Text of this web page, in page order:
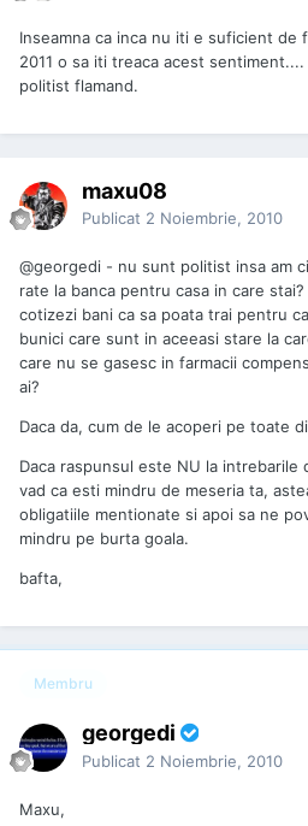
Inseamna ca inca nu iti e suficient de
2011 o sa iti treaca acest
politist flamand.
maxu08
Publicat 2 Noiembrie, 2010
@georgedi - nu sunt politist insa am
rate la banca pentru casa in care
cotizezi bani ca sa poata trai pentru
bunici care sunt in aceeasi stare la
care nu se gasesc in farmacii
ai?
Daca da, cum de le acoperi pe toate
Daca raspunsul este NU la intrebarile
vad ca esti mindru de meseria ta,
obligatiile mentionate si apoi sa ne
mindru pe burta goala.
bafta,
Membru
georgedi
Publicat 2 Noiembrie, 2010
Maxu,